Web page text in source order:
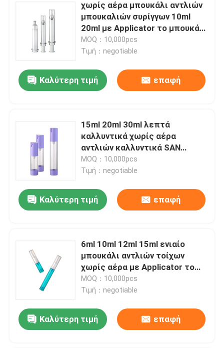
χωρίς αέρα μπουκάλι αντλιών
μπουκαλιών συρίγγων 10ml
20ml με Applicator το μπουκάλι
ουσίας μπουκαλιών κρέμας
ματιών
MOQ：10,000pcs
Τιμή：negotiable
Καλύτερη τιμή επαφή
15ml 20ml 30ml λεπτά
καλλυντικά χωρίς αέρα
αντλιών καλλυντικά SAN
λοσιόν μπουκαλιών
καλλυντικά μπουκάλια
MOQ：10,000pcs
Τιμή：negotiable
Καλύτερη τιμή επαφή
6ml 10ml 12ml 15ml ενιαίο
μπουκάλι αντλιών τοίχων
χωρίς αέρα με Applicator το
μπουκάλι κρέμας ματιών
MOQ：10,000pcs
Τιμή：negotiable
Καλύτερη τιμή επαφή